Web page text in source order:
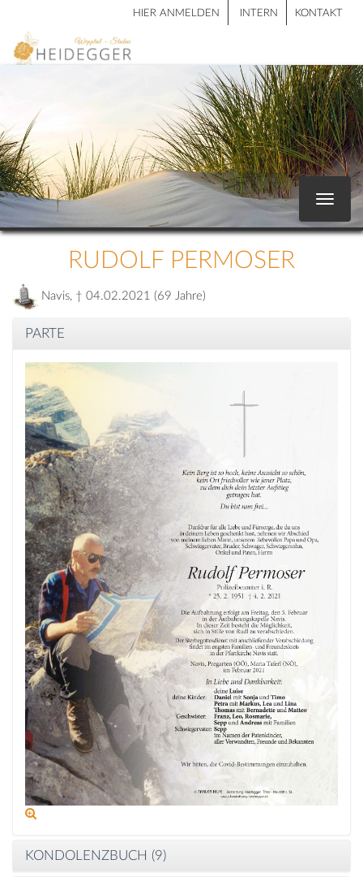
HIER ANMELDEN INTERN KONTAKT
Toggle
RUDOLF PERMOSER
Navis, † 04.02.2021 (69 Jahre)
PARTE
KONDOLENZBUCH (9)